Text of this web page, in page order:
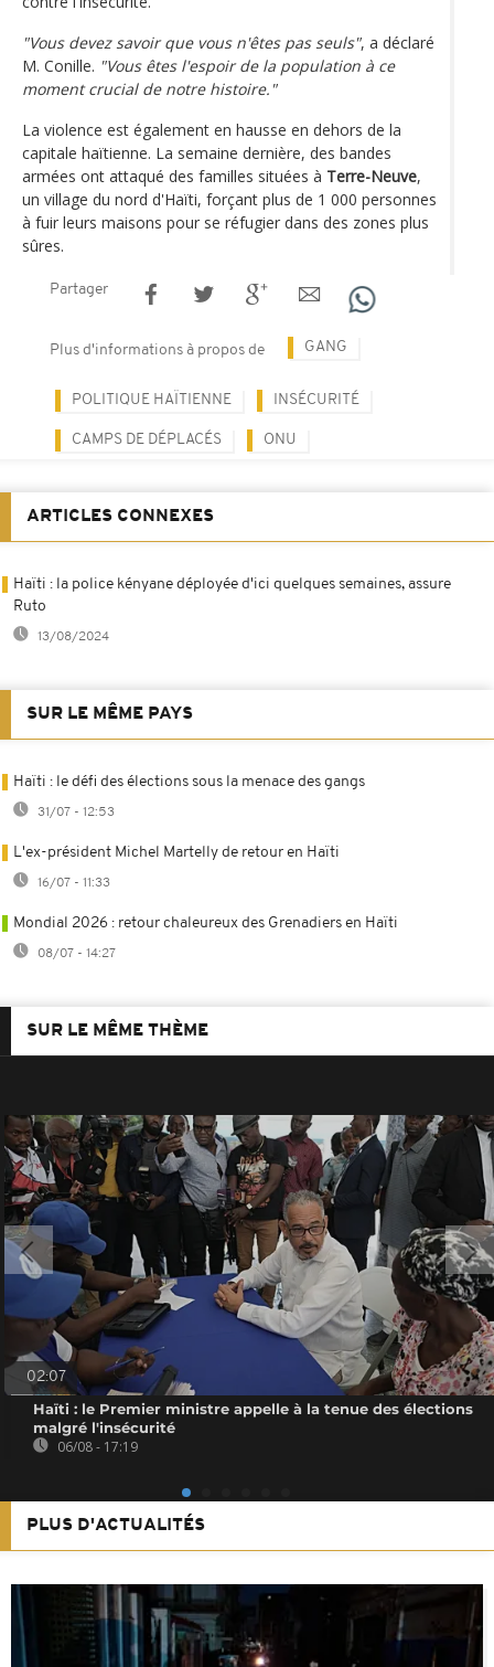
"Vous devez savoir que vous n'êtes pas seuls", a déclaré
M. Conille. "Vous êtes l'espoir de la population à ce
moment crucial de notre histoire."
La violence est également en hausse en dehors de la
capitale haïtienne. La semaine dernière, des bandes
armées ont attaqué des familles situées à Terre-Neuve,
un village du nord d'Haïti, forçant plus de 1 000 personnes
à fuir leurs maisons pour se réfugier dans des zones plus
sûres.
Partager
Plus d'informations à propos de GANG
POLITIQUE HAÏTIENNE INSÉCURITÉ
CAMPS DE DÉPLACÉS ONU
ARTICLES CONNEXES
Haïti : la police kényane déployée d'ici quelques semaines, assure
Ruto
13/08/2024
SUR LE MÊME PAYS
Haïti : le défi des élections sous la menace des gangs
31/07 - 12:53
L'ex-président Michel Martelly de retour en Haïti
16/07 - 11:33
Mondial 2026 : retour chaleureux des Grenadiers en Haïti
08/07 - 14:27
SUR LE MÊME THÈME
02:07
Haïti : le Premier ministre appelle à la tenue des élections
malgré l'insécurité
06/08 - 17:19
PLUS D'ACTUALITÉS